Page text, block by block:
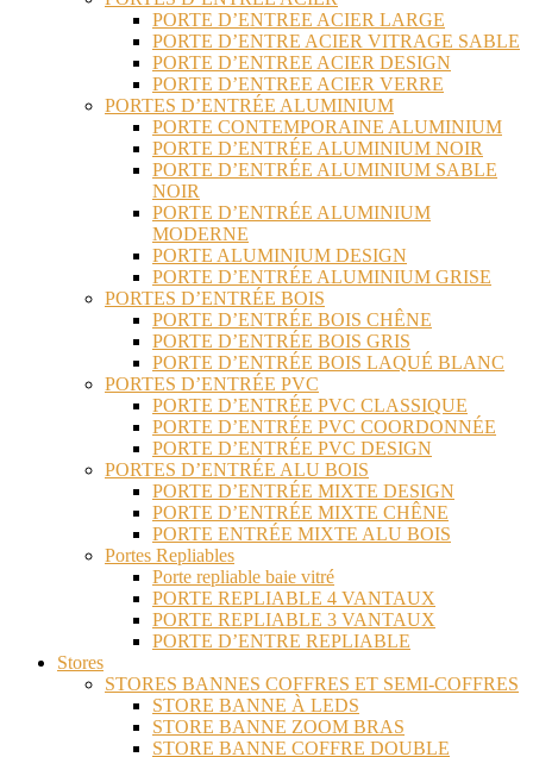
PORTE D’ENTREE ACIER LARGE
PORTE D’ENTRE ACIER VITRAGE SABLE
PORTE D’ENTREE ACIER DESIGN
PORTE D’ENTREE ACIER VERRE
PORTES D’ENTRÉE ALUMINIUM
PORTE CONTEMPORAINE ALUMINIUM
PORTE D’ENTRÉE ALUMINIUM NOIR
PORTE D’ENTRÉE ALUMINIUM SABLE
NOIR
PORTE D’ENTRÉE ALUMINIUM
MODERNE
PORTE ALUMINIUM DESIGN
PORTE D’ENTRÉE ALUMINIUM GRISE
PORTES D’ENTRÉE BOIS
PORTE D’ENTRÉE BOIS CHÊNE
PORTE D’ENTRÉE BOIS GRIS
PORTE D’ENTRÉE BOIS LAQUÉ BLANC
PORTES D’ENTRÉE PVC
PORTE D’ENTRÉE PVC CLASSIQUE
PORTE D’ENTRÉE PVC COORDONNÉE
PORTE D’ENTRÉE PVC DESIGN
PORTES D’ENTRÉE ALU BOIS
PORTE D’ENTRÉE MIXTE DESIGN
PORTE D’ENTRÉE MIXTE CHÊNE
PORTE ENTRÉE MIXTE ALU BOIS
Portes Repliables
Porte repliable baie vitré
PORTE REPLIABLE 4 VANTAUX
PORTE REPLIABLE 3 VANTAUX
PORTE D’ENTRE REPLIABLE
Stores
STORES BANNES COFFRES ET SEMI-COFFRES
STORE BANNE À LEDS
STORE BANNE ZOOM BRAS
STORE BANNE COFFRE DOUBLE